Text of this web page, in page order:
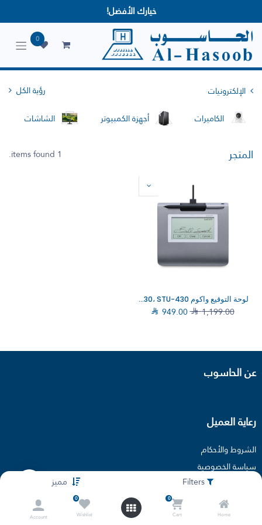
Filters مميز
Home
0
Cart
0
Wishlist
Account
خيارك الأفضل!
0
الإلكترونيات
رؤية الكل
الكاميرات
أجهزة الكمبيوتر الشاشات
المتجر 1 items found.
لوحة التوقيع واكوم STU-430، STU-430
 949.001,199.00
عن الحاسوب
رعاية العميل
الشروط والأحكام
سياسة الخصوصية